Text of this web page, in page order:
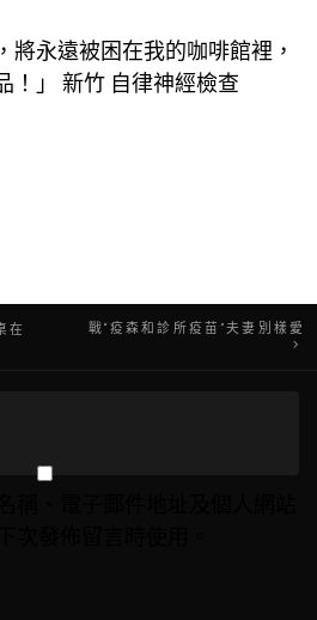
將永遠被困在我的咖啡館裡，
！」 新竹 自律神經檢查
在
戰“疫森和診所疫苗”夫妻別樣愛